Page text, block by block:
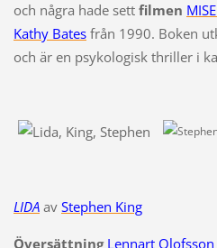
och några hade sett filmen
Kathy Batesfrån 1990. Boken
och är en psykologisk thriller i
LIDAav Stephen King
Översättning Lennart Olofsson